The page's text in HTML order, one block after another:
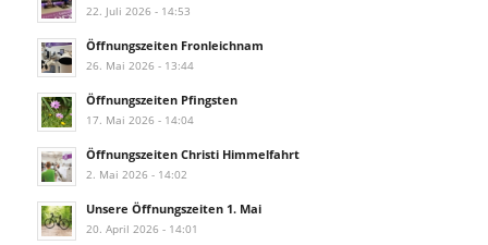
22. Juli 2026 - 14:53
Öffnungszeiten Fronleichnam
26. Mai 2026 - 13:44
Öffnungszeiten Pfingsten
17. Mai 2026 - 14:04
Öffnungszeiten Christi Himmelfahrt
2. Mai 2026 - 14:02
Unsere Öffnungszeiten 1. Mai
20. April 2026 - 14:01